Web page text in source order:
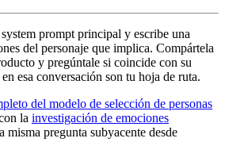
prompt principal y escribe una
del personaje que implica. Compártela
y pregúntale si coincide con su
esa conversación son tu hoja de ruta.
del modelo de selección de personas
la investigación de emociones
pregunta subyacente desde